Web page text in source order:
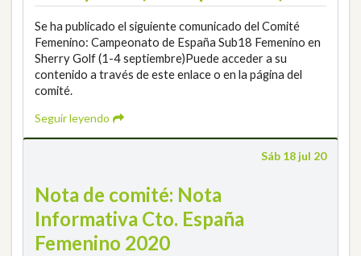
Se ha publicado el siguiente comunicado del Comité
Femenino: Campeonato de España Sub18 Femenino en
Sherry Golf (1-4 septiembre)Puede acceder a su
contenido a través de este enlace o en la página del
comité.
Seguir leyendo
Sáb 18 jul 20
Nota de comité: Nota
Informativa Cto. España
Femenino 2020